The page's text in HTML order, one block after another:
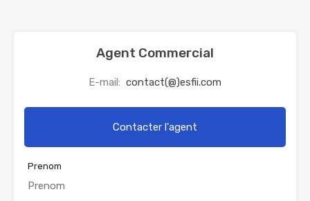
Agent Commercial
E-mail: contact(@)esfii.com
Contacter l'agent
Prenom